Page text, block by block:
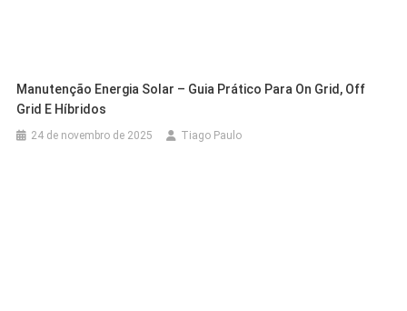
Manutenção Energia Solar – Guia Prático Para On Grid, Off
Grid E Híbridos
24 de novembro de 2025 Tiago Paulo